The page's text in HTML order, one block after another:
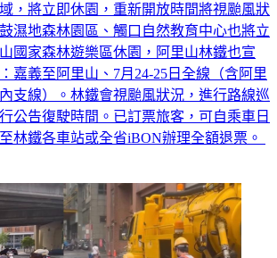
，將立即休園，重新開放時間將視颱風狀
濕地森林園區、觸口自然教育中心也將立
國家森林遊樂區休園，阿里山林鐵也宣
嘉義至阿里山、7月24-25日全線（含阿里
支線）。林鐵會視颱風狀況，進行路線巡
公告復駛時間。已訂票旅客，可自乘車日
林鐵各車站或全省iBON辦理全額退票。